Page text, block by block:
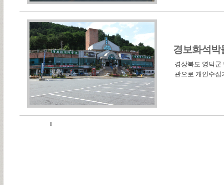
경보화석박
경상북도 영덕군
관으로 개인수집
1